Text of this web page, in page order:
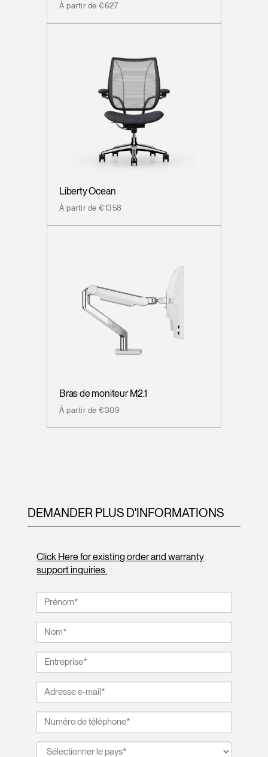
À partir de €627
Liberty Ocean
À partir de €1358
Bras de moniteur M2.1
À partir de €309
DEMANDER PLUS D'INFORMATIONS
Click Here for existing order and warranty
support inquiries.